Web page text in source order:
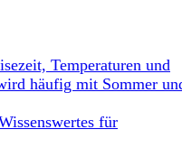
Temperaturen und
häufig mit Sommer